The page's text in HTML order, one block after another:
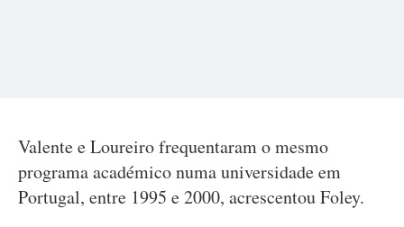
Valente e Loureiro frequentaram o mesmo
programa académico numa universidade em
Portugal, entre 1995 e 2000, acrescentou Foley.